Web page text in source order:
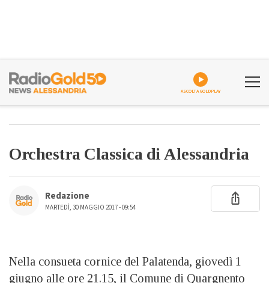
ASCOLTA GOLDPLAY
Orchestra Classica di Alessandria
Redazione
MARTEDÌ, 30 MAGGIO 2017 - 09:54
Nella consueta cornice del Palatenda, giovedì 1
giugno alle ore 21.15, il Comune di Quargnento